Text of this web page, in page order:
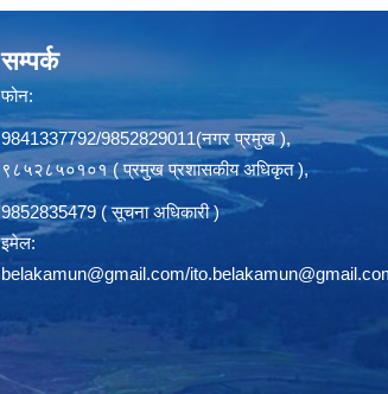
सम्पर्क
फोन:
9841337792/9852829011(नगर प्रमुख ),
९८५२८५०१०१ ( प्रमुख प्रशासकीय अधिकृत ),
9852835479 ( सूचना अधिकारी )
इमेल:
belakamun@gmail.com/